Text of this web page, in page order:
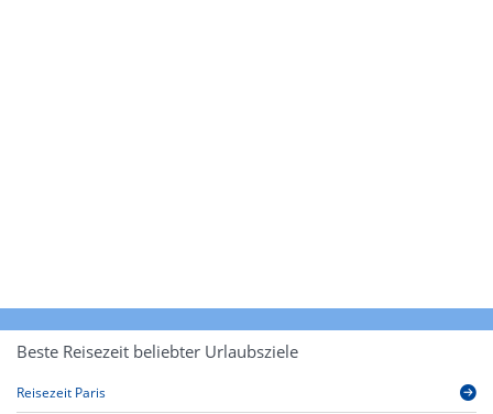
Beste Reisezeit beliebter Urlaubsziele
Reisezeit Paris